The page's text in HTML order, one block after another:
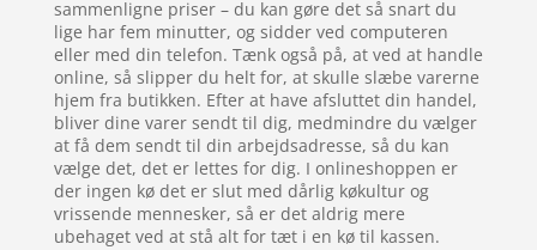
sammenligne priser – du kan gøre det så snart du
lige har fem minutter, og sidder ved computeren
eller med din telefon. Tænk også på, at ved at handle
online, så slipper du helt for, at skulle slæbe varerne
hjem fra butikken. Efter at have afsluttet din handel,
bliver dine varer sendt til dig, medmindre du vælger
at få dem sendt til din arbejdsadresse, så du kan
vælge det, det er lettes for dig. I onlineshoppen er
der ingen kø det er slut med dårlig køkultur og
vrissende mennesker, så er det aldrig mere
ubehaget ved at stå alt for tæt i en kø til kassen.